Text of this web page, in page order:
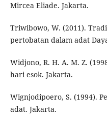
Mircea Eliade. Jakarta.
Triwibowo, W. (2011).
pertobatan dalam adat
Widjono, R. H. A. M. Z.
hari esok. Jakarta.
Wignjodipoero, S. (1994).
adat. Jakarta.